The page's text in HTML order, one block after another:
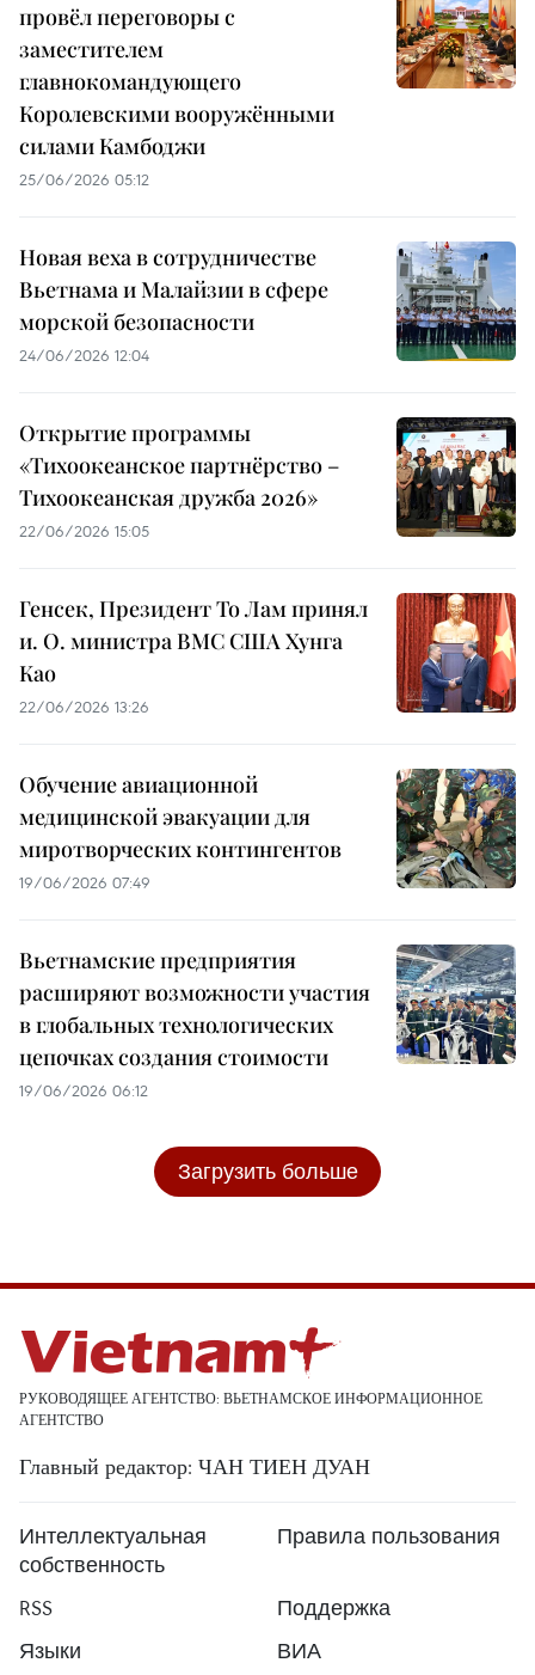
провёл переговоры с
заместителем
главнокомандующего
Королевскими вооружёнными
силами Камбоджи
25/06/2026 05:12
Новая веха в сотрудничестве
Вьетнама и Малайзии в сфере
морской безопасности
24/06/2026 12:04
Открытие программы
«Тихоокеанское партнёрство –
Тихоокеанская дружба 2026»
22/06/2026 15:05
Генсек, Президент То Лам принял
и. О. министра ВМС США Хунга
Као
22/06/2026 13:26
Обучение авиационной
медицинской эвакуации для
миротворческих контингентов
19/06/2026 07:49
Вьетнамские предприятия
расширяют возможности участия
в глобальных технологических
цепочках создания стоимости
19/06/2026 06:12
Загрузить больше
РУКОВОДЯЩЕЕ АГЕНТСТВО: ВЬЕТНАМСКОЕ ИНФОРМАЦИОННОЕ
АГЕНТСТВО
Главный редактор: ЧАН ТИЕН ДУАН
Интеллектуальная
собственность
Правила пользования
RSS
Поддержка
Языки
ВИА